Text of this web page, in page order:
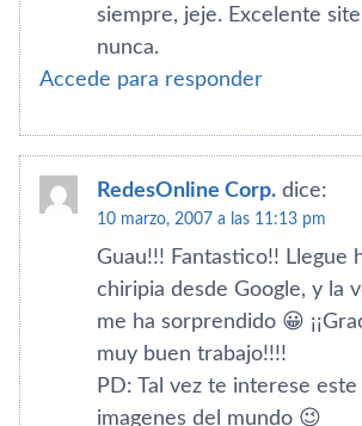
siempre, jeje. Excelente
nunca.
Accede para responder
RedesOnline Corp. dice:
10 marzo, 2007 a las 11:13 pm
Guau!!! Fantastico!! Llegue
chiripia desde Google, y la
me ha sorprendido 😀
muy buen trabajo!!!!
PD: Tal vez te interese
imagenes del mundo 😉